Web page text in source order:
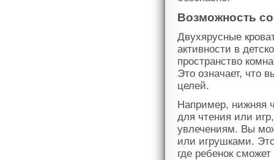
Возможность
Двухярусные
активности в
пространство
Это означает, что
целей.
Например, нижняя
для чтения или
увлечениям. Вы
или игрушками.
где ребенок